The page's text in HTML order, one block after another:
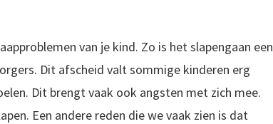
van je kind. Zo is het slapengaan een
Dit afscheid valt sommige kinderen erg
Dit brengt vaak ook angsten met zich mee.
Een andere reden die we vaak zien is dat